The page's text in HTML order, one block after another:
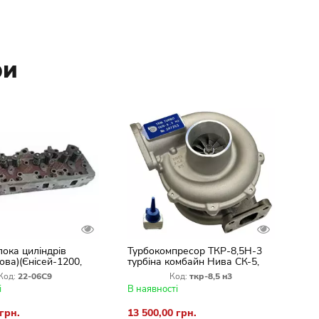
циліндрів
1200,
22-06С9
Турбокомпресор ТКР-8,5Н-3
турбіна комбайн Нива СК-5,
двигуна СМД-18, СМД-20,
СМД-22(Новая)
Код: ткр-8,5 н3
В наявності
13 500,00 грн.